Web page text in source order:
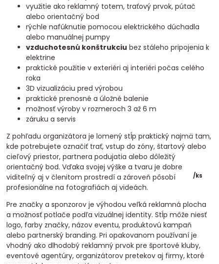
/ks
využitie ako reklamný totem, traťový prvok, pútač
alebo orientačný bod
rýchle nafúknutie pomocou elektrického dúchadla
alebo manuálnej pumpy
vzduchotesnú konštrukciu bez stáleho pripojenia k
elektrine
praktické použitie v exteriéri aj interiéri počas celého
roka
3D vizualizáciu pred výrobou
praktické prenosné a úložné balenie
možnosť výroby v rozmeroch 3 až 6 m
záruku a servis
Z pohľadu organizátora je lomený stĺp praktický najmä tam,
kde potrebujete označiť trať, vstup do zóny, štartový alebo
cieľový priestor, partnera podujatia alebo dôležitý
orientačný bod. Vďaka svojej výške a tvaru je dobre
viditeľný aj v členitom prostredí a zároveň pôsobí
profesionálne na fotografiách aj videách.
Pre značky a sponzorov je výhodou veľká reklamná plocha
a možnosť potlače podľa vizuálnej identity. Stĺp môže niesť
logo, farby značky, názov eventu, produktovú kampaň
alebo partnerský branding. Pri opakovanom používaní je
vhodný ako dlhodobý reklamný prvok pre športové kluby,
eventové agentúry, organizátorov pretekov aj firmy, ktoré